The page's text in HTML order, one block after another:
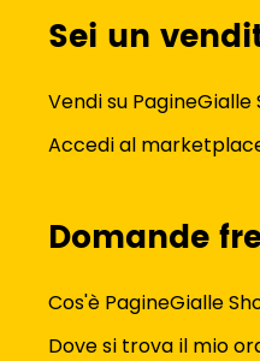
Sei un
Vendi su PagineGialle
Accedi al
Domande
Cos'è PagineGialle
Dove si trova il mio